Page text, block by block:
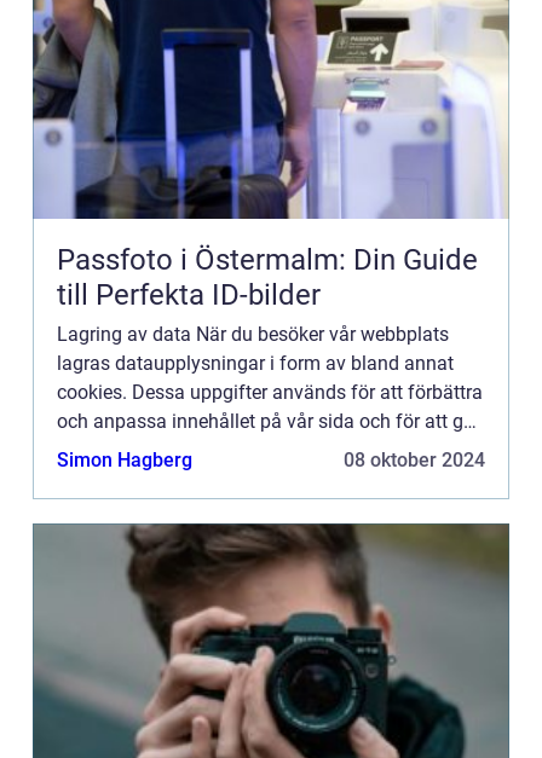
Passfoto i Östermalm: Din Guide
till Perfekta ID-bilder
Lagring av data När du besöker vår webbplats
lagras dataupplysningar i form av bland annat
cookies. Dessa uppgifter används för att förbättra
och anpassa innehållet på vår sida och för att ge
dig så bra information som möjligt. Om du inte vill
Simon Hagberg 08 oktober 2024